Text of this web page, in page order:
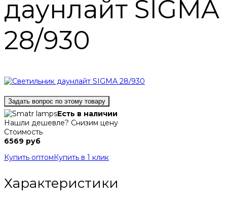
даунлайт SIGMA
28/930
Задать вопрос по этому товару
Есть в наличии
Нашли дешевле? Снизим цену
Стоимость
6569 руб
Купить оптом Купить в 1 клик
Характеристики